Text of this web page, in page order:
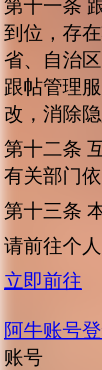
第十一条
到位，存
省、自治
跟帖管理
改，消除隐
第十二条
有关部门
第十三条
请前往个
立即前往
阿牛账号
账号